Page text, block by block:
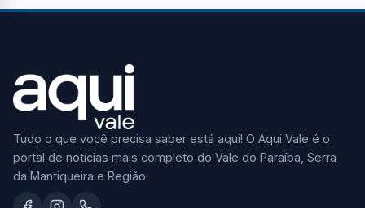
Tudo o que você precisa saber está aqui! O Aqui Vale é o
portal de notícias mais completo do Vale do Paraíba, Serra
da Mantiqueira e Região.